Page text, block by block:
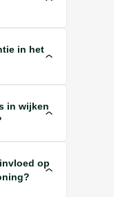
in het
in wijken
op